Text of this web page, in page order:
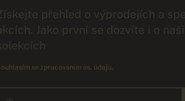
přehled o výprodejích a
Jako první se dozvíte i o
se zpracovaním os. údaju.